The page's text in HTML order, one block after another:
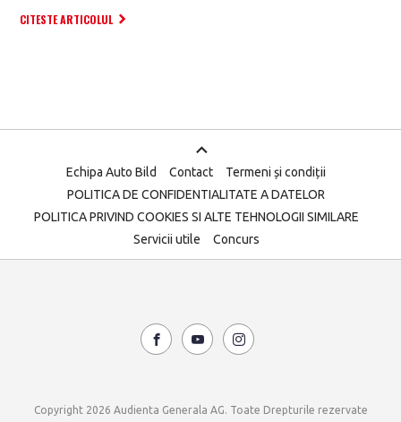
CITESTE ARTICOLUL
Echipa Auto Bild Contact
Termeni și condiții
POLITICA DE CONFIDENTIALITATE A DATELOR
POLITICA PRIVIND COOKIES SI ALTE TEHNOLOGII SIMILARE
Servicii utile
Concurs
Copyright 2026 Audienta Generala AG. Toate Drepturile rezervate